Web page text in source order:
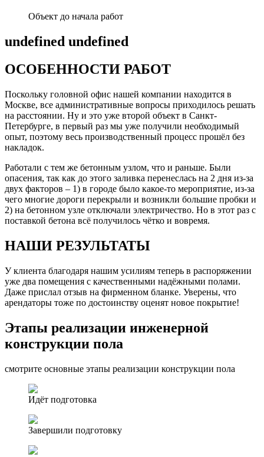
Объект до начала работ
undefined undefined
ОСОБЕННОСТИ РАБОТ
Поскольку головной офис нашей компании находится в
Москве, все административные вопросы приходилось решать
на расстоянии. Ну и это уже второй объект в Санкт-
Петербурге, в первый раз мы уже получили необходимый
опыт, поэтому весь производственный процесс прошёл без
накладок.
Работали с тем же бетонным узлом, что и раньше. Были
опасения, так как до этого заливка перенеслась на 2 дня из-за
двух факторов – 1) в городе было какое-то мероприятие, из-за
чего многие дороги перекрыли и возникли большие пробки и
2) на бетонном узле отключали электричество. Но в этот раз с
поставкой бетона всё получилось чётко и вовремя.
НАШИ РЕЗУЛЬТАТЫ
У клиента благодаря нашим усилиям теперь в распоряжении
уже два помещения с качественными надёжными полами.
Даже прислал отзыв на фирменном бланке. Уверены, что
арендаторы тоже по достоинству оценят новое покрытие!
Этапы реализации инженерной
конструкции пола
смотрите основные этапы реализации конструкции пола
Идёт подготовка
Завершили подготовку